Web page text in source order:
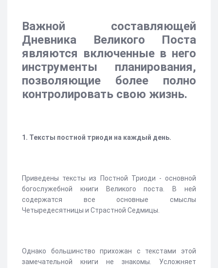
Важной составляющей
Дневника Великого Поста
являются включенные в него
инструменты планирования,
позволяющие более полно
контролировать свою жизнь.
1. Тексты постной триоди на каждый день.
Приведены тексты из Постной Триоди - основной
богослужебной книги Великого поста. В ней
содержатся все основные смыслы
Четыредесятницы и Страстной Седмицы.
Однако большинство прихожан с текстами этой
замечательной книги не знакомы. Усложняет